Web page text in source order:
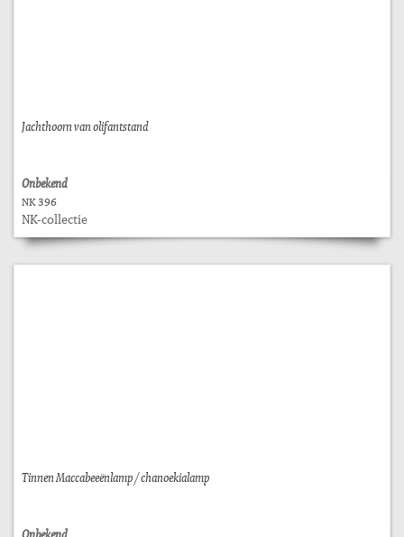
Jachthoorn van olifantstand
Onbekend
NK 396
NK-collectie
Tinnen Maccabeeënlamp / chanoekialamp